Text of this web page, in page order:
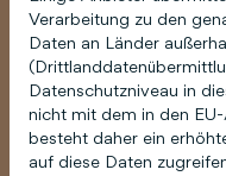
4
Wir planen
Sobald du
beginnen wir
Verarbeitung zu den
Daten an Länder
Datenschutzniveau in
nicht mit dem in den
besteht daher ein
auf diese Daten